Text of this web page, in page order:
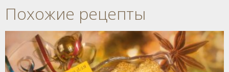
Похожие рецепты